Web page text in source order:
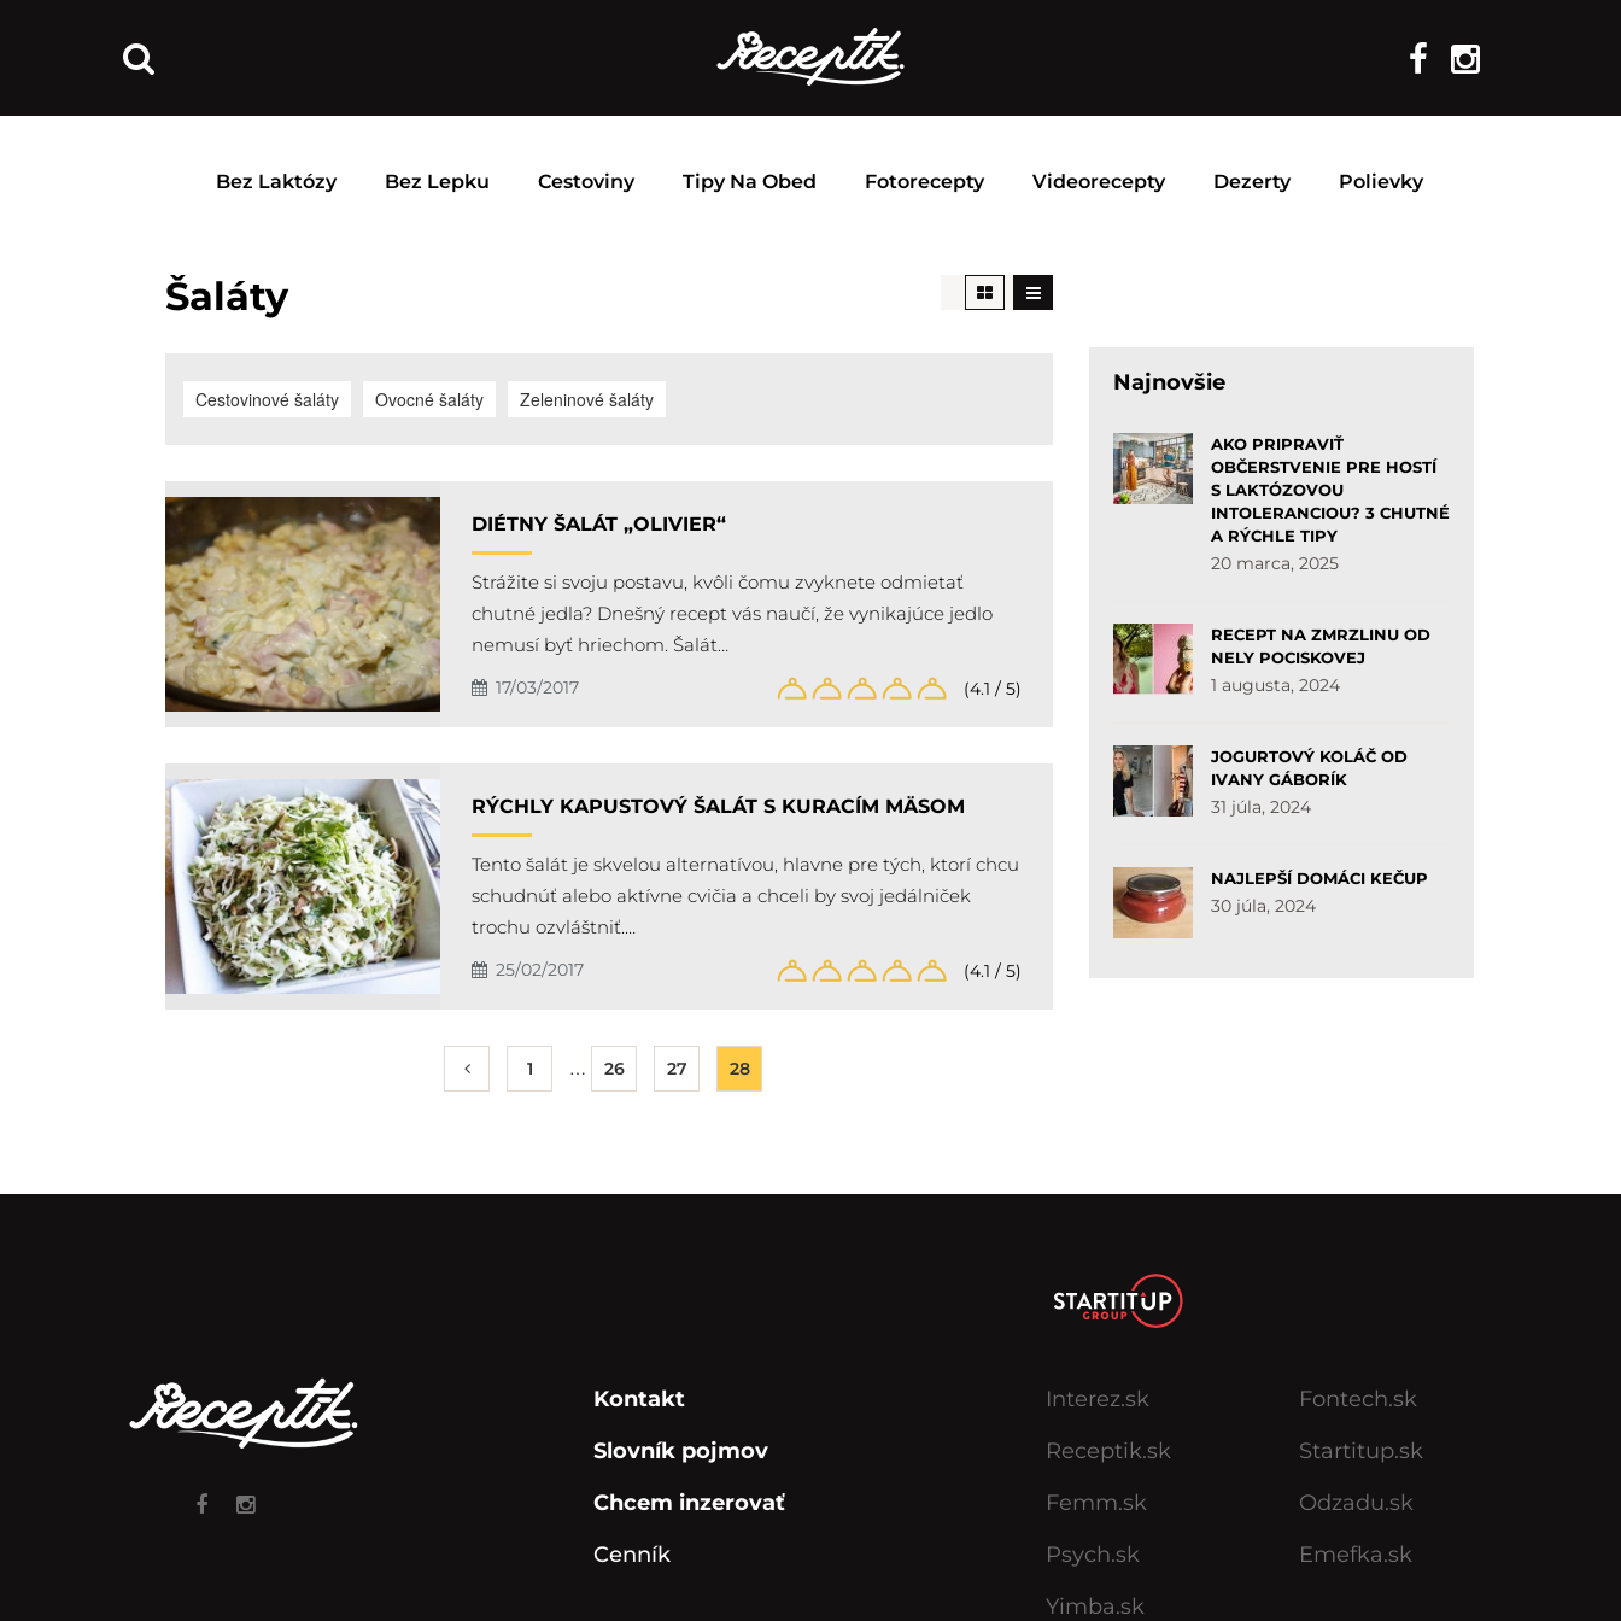
Bez Laktózy Bez Lepku Cestoviny Tipy Na Obed Fotorecepty Videorecepty Dezerty Polievky
Šaláty
Cestovinové šaláty Ovocné šaláty Zeleninové šaláty
DIÉTNY ŠALÁT „OLIVIER“
Strážite si svoju postavu, kvôli čomu zvyknete odmietať
chutné jedla? Dnešný recept vás naučí, že vynikajúce jedlo
nemusí byť hriechom. Šalát…
17/03/2017 (4.1 / 5)
RÝCHLY KAPUSTOVÝ ŠALÁT S KURACÍM MÄSOM
Tento šalát je skvelou alternatívou, hlavne pre tých, ktorí chcu
schudnúť alebo aktívne cvičia a chceli by svoj jedálniček
trochu ozvláštniť.…
25/02/2017 (4.1 / 5)
1 … 26 27 28
Najnovšie
AKO PRIPRAVIŤ
OBČERSTVENIE PRE HOSTÍ
S LAKTÓZOVOU
INTOLERANCIOU? 3 CHUTNÉ
A RÝCHLE TIPY
20 marca, 2025
RECEPT NA ZMRZLINU OD
NELY POCISKOVEJ
1 augusta, 2024
JOGURTOVÝ KOLÁČ OD
IVANY GÁBORÍK
31 júla, 2024
NAJLEPŠÍ DOMÁCI KEČUP
30 júla, 2024
Kontakt
Slovník pojmov
Chcem inzerovať
Cenník
Interez.sk
Receptik.sk
Femm.sk
Psych.sk
Yimba.sk
Fontech.sk
Startitup.sk
Odzadu.sk
Emefka.sk